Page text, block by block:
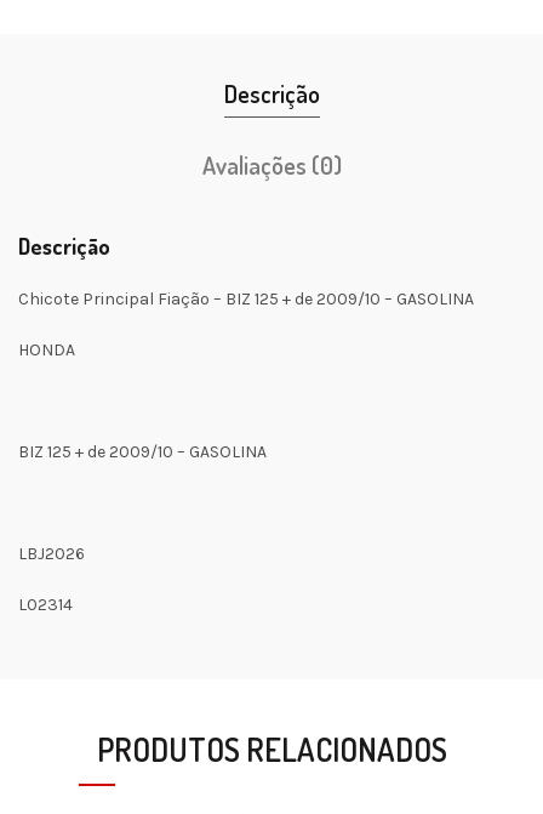
Descrição
Avaliações (0)
Descrição
Chicote Principal Fiação – BIZ 125 + de 2009/10 – GASOLINA
HONDA
BIZ 125 + de 2009/10 – GASOLINA
LBJ2026
L02314
PRODUTOS RELACIONADOS